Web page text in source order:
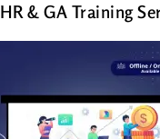
HR & GA Training